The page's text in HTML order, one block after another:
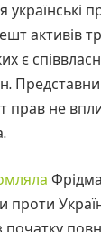
активів
є
прав не
проти